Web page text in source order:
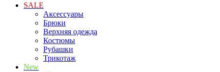
SALE
Аксессуары
Брюки
Верхняя одежда
Костюмы
Рубашки
Трикотаж
New